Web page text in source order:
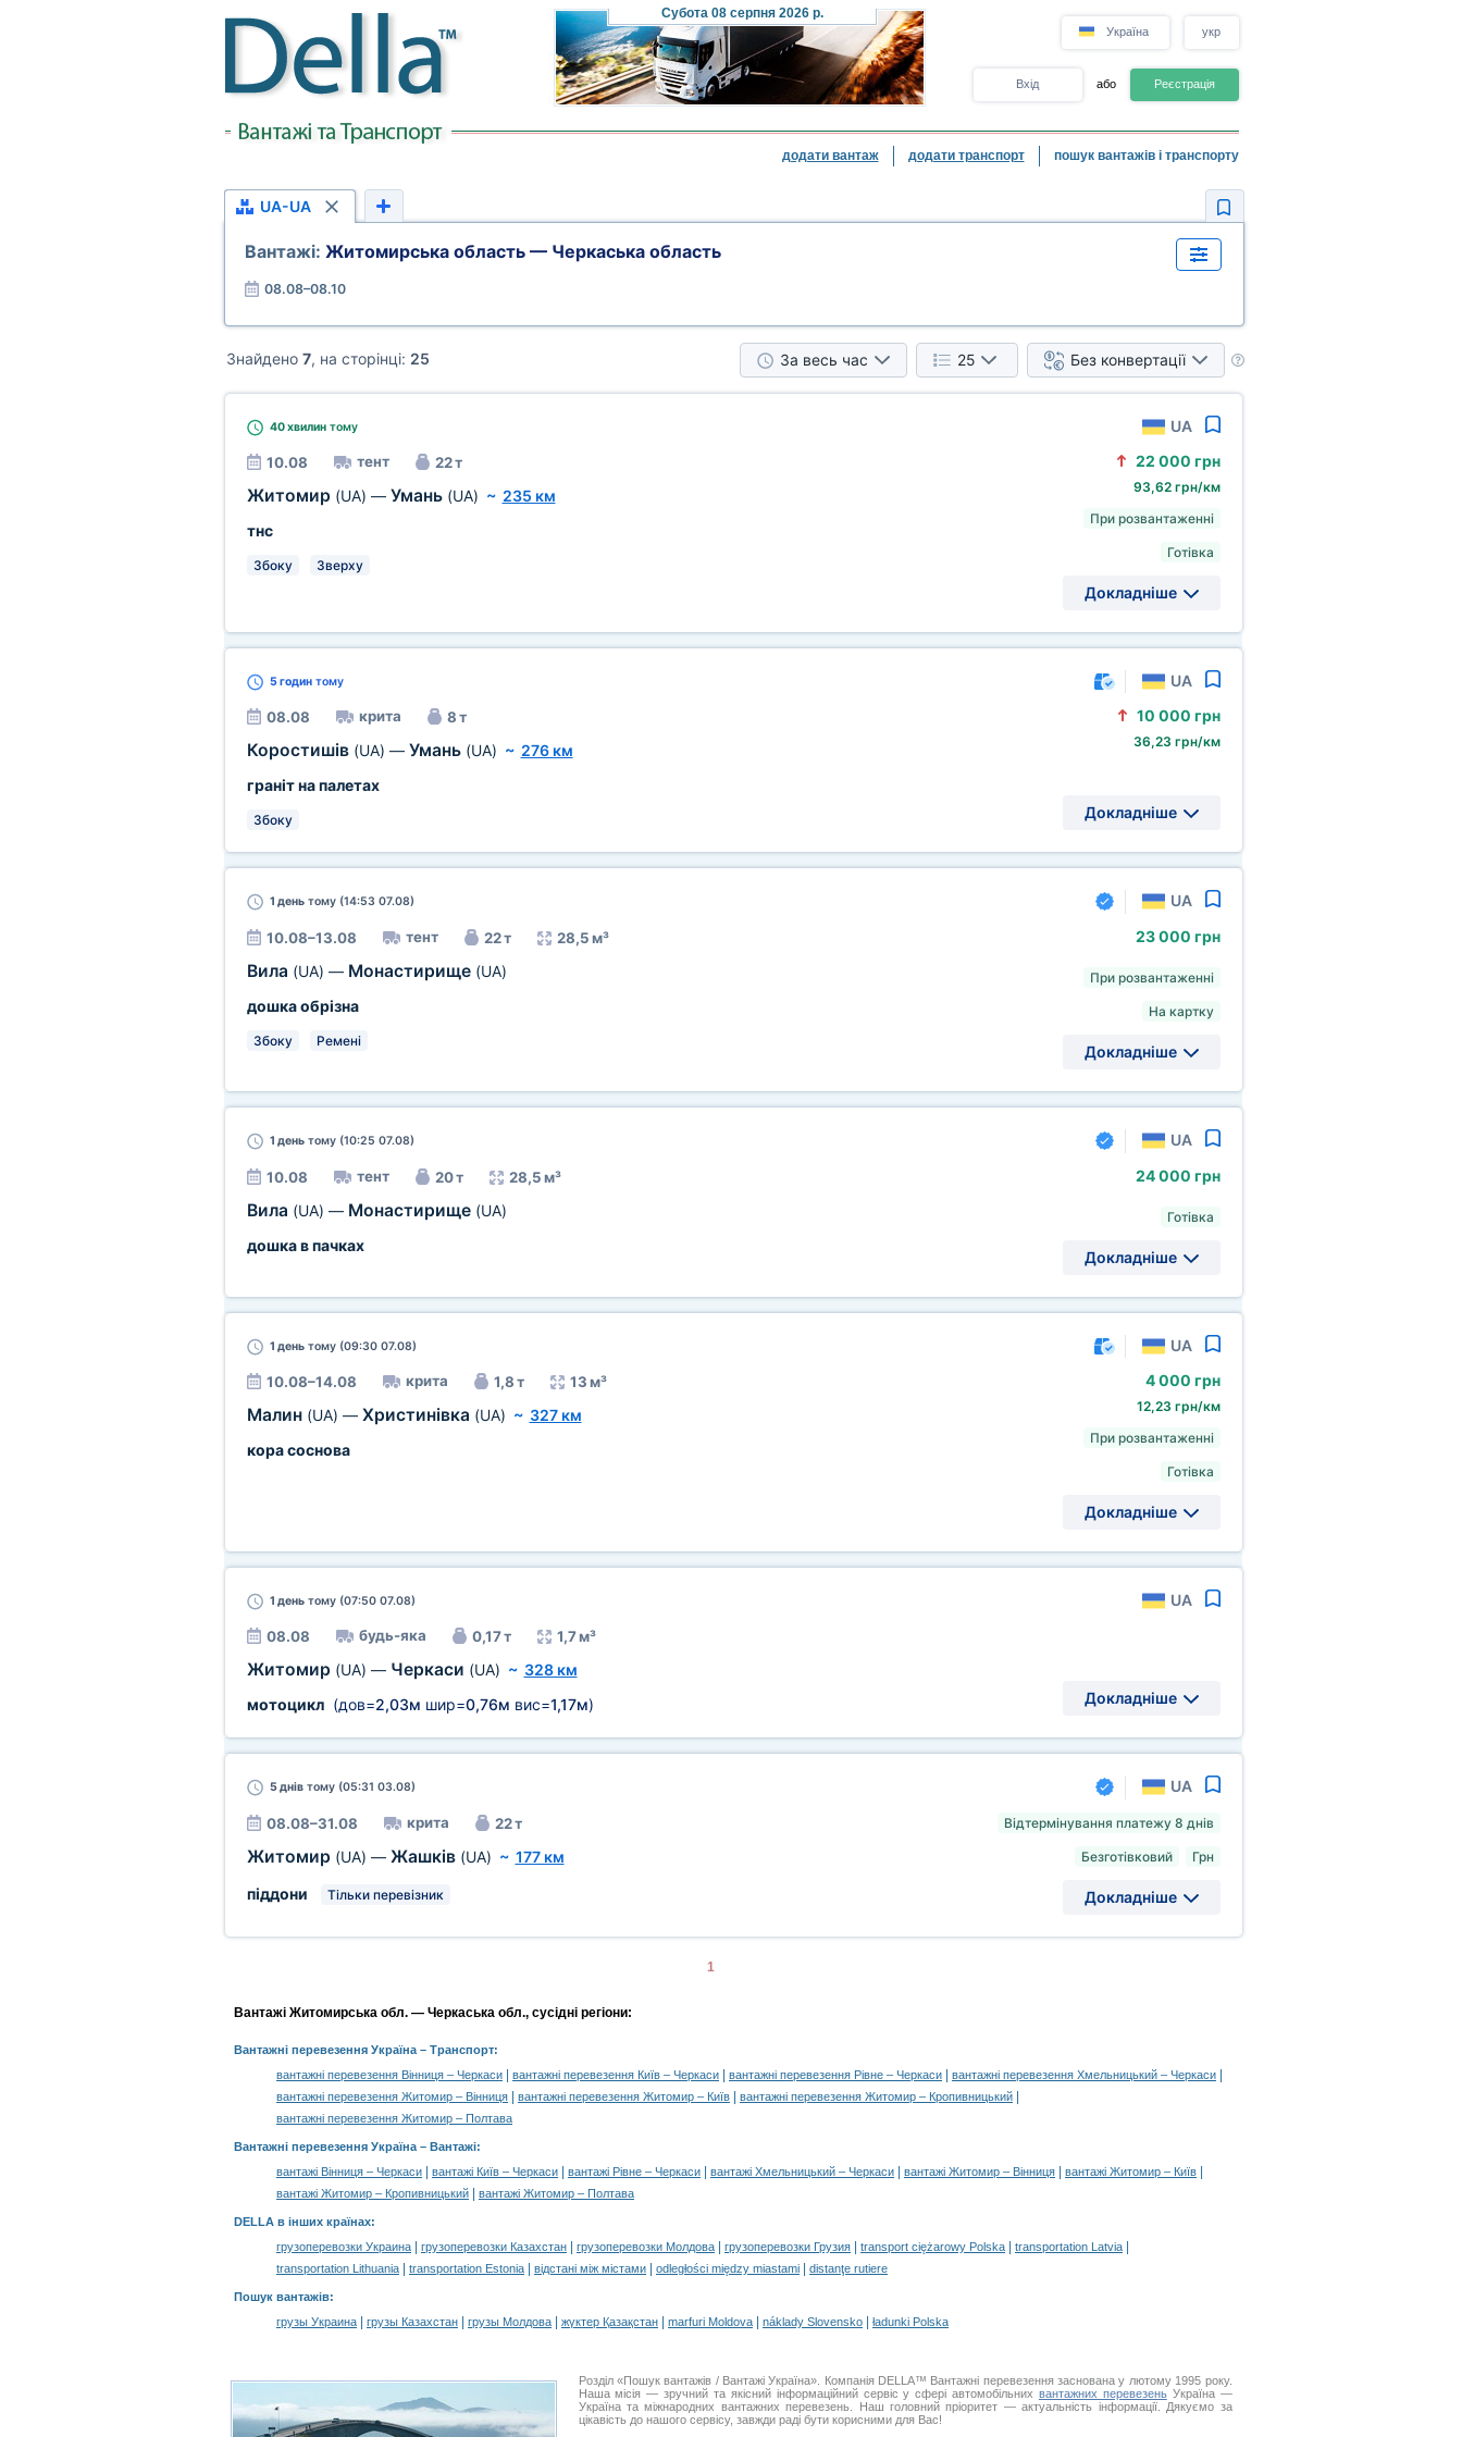
Субота08 серпня 2026 р.
Україна укр
Вхід або Реєстрація
додати вантаж додати транспорт пошук вантажів і транспорту
UA-UA
Вантажі: Житомирська область — Черкаська область
08.08–08.10
Знайдено 7, на сторінці: 25 За весь час 25 Без конвертації
40 хвилинтому UA
10.08 тент 22 т
Житомир (UA) — Умань (UA) ~ 235 км
тнс
Збоку Зверху
22 000 грн
93,62 грн/км
При розвантаженні
Готівка
Докладніше
5 годинтому UA
08.08 крита 8 т
Коростишів (UA) — Умань (UA) ~ 276 км
граніт на палетах
Збоку
10 000 грн
36,23 грн/км
Докладніше
1 деньтому (14:53 07.08) UA
10.08–13.08 тент 22 т 28,5 м³
Вила (UA) — Монастирище (UA)
дошка обрізна
Збоку Ремені
23 000 грн
При розвантаженні
На картку
Докладніше
1 деньтому (10:25 07.08) UA
10.08 тент 20 т 28,5 м³
Вила (UA) — Монастирище (UA)
дошка в пачках
24 000 грн
Готівка
Докладніше
1 деньтому (09:30 07.08) UA
10.08–14.08 крита 1,8 т 13 м³
Малин (UA) — Христинівка (UA) ~ 327 км
кора соснова
4 000 грн
12,23 грн/км
При розвантаженні
Готівка
Докладніше
1 деньтому (07:50 07.08) UA
08.08 будь-яка 0,17 т 1,7 м³
Житомир (UA) — Черкаси (UA) ~ 328 км
мотоцикл(дов=2,03м шир=0,76м вис=1,17м) Докладніше
5 днівтому (05:31 03.08) UA
08.08–31.08 крита 22 т
Житомир (UA) — Жашків (UA) ~ 177 км
піддони
Тільки перевізник
Відтермінування платежу 8 днів
Безготівковий Грн
Докладніше
1
Вантажі Житомирська обл. — Черкаська обл., сусідні регіони:
Вантажні перевезення Україна – Транспорт:
вантажні перевезення Вінниця – Черкаси
вантажні перевезення Київ – Черкаси вантажні перевезення Рівне – Черкаси вантажні перевезення Хмельницький – Черкаси
вантажні перевезення Житомир – Вінниця вантажні перевезення Житомир – Київ вантажні перевезення Житомир – Кропивницький
вантажні перевезення Житомир – Полтава
Вантажні перевезення Україна – Вантажі:
вантажі Вінниця – Черкаси
вантажі Київ – Черкаси вантажі Рівне – Черкаси вантажі Хмельницький – Черкаси вантажі Житомир – Вінниця вантажі Житомир – Київ
вантажі Житомир – Кропивницький вантажі Житомир – Полтава
DELLA в інших країнах:
грузоперевозки Украина
грузоперевозки Казахстан грузоперевозки Молдова грузоперевозки Грузия transport ciężarowy Polska transportation Latvia
transportation Lithuania transportation Estonia відстані між містами odległości między miastami distanţe rutiere
Пошук вантажів:
грузы Украина
грузы Казахстан грузы Молдова жүктер Қазақстан marfuri Moldova náklady Slovensko ładunki Polska
Розділ «Пошук вантажів / Вантажі Україна». Компанія DELLA™ Вантажні перевезення заснована у лютому 1995 року.
Наша місія — зручний та якісний інформаційний сервіс у сфері автомобільних вантажних перевезеньУкраїна —
Україна та міжнародних вантажних перевезень. Наш головний пріоритет — актуальність інформації. Дякуємо за
цікавість до нашого сервісу, завжди раді бути корисними для Вас!